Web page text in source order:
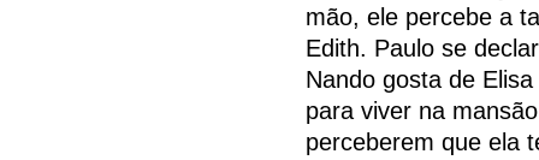
mão, ele percebe a
Edith. Paulo se
Nando gosta de
para viver na
perceberem que ela